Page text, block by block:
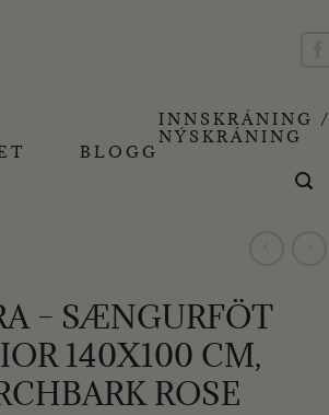
BLOGG
INNSKRÁNING /
NÝSKRÁNING
– SÆNGURFÖT
140X100 CM,
ROSE